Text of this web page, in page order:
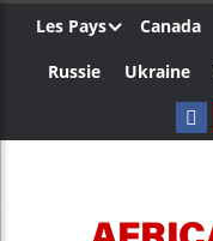
Les Pays Canada
Russie
Ukraine